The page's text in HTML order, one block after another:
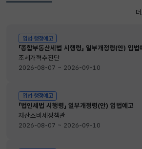
입법·행정예고
입법·행정예고
「종합부동산세법 시행령」 일부개정령(안) 입법
조세개혁추진단
2026-08-07 ~ 2026-09-10
입법·행정예고
「법인세법 시행령」 일부개정령(안) 입법예고
재산소비세정책관
2026-08-07 ~ 2026-09-10